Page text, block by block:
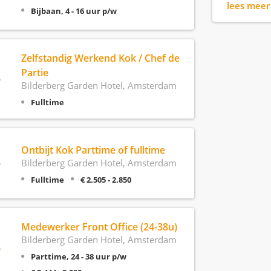
Bijbaan, 4 - 16 uur p/w
Zelfstandig Werkend Kok / Chef de
Partie
Bilderberg Garden Hotel, Amsterdam
Fulltime
Ontbijt Kok Parttime of fulltime
Bilderberg Garden Hotel, Amsterdam
Fulltime € 2.505 - 2.850
Medewerker Front Office (24-38u)
Bilderberg Garden Hotel, Amsterdam
Parttime, 24 - 38 uur p/w
lees